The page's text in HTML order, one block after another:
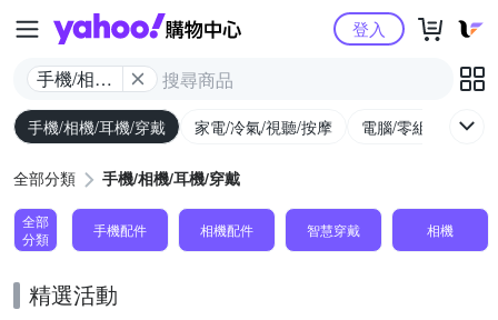
Yahoo購物中心
手機/相機/
耳機/穿戴
登入
手機/相機/耳機/穿戴 家電/冷氣/視聽/按摩 電腦/零組件/週邊/
全部分類 手機/相機/耳機/穿戴
全部
分類
手機配件 相機配件 智慧穿戴 相機
精選活動